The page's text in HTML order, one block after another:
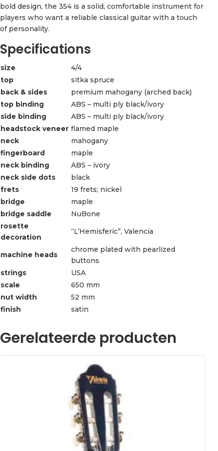
bold design, the 354 is a solid, comfortable instrument for
players who want a reliable classical guitar with a touch
of personality.
Specifications
size
4/4
top
sitka spruce
back & sides
premium mahogany (arched back)
top binding
ABS – multi ply black/ivory
side binding
ABS – multi ply black/ivory
headstock veneer flamed maple
neck
mahogany
fingerboard
maple
neck binding
ABS – ivory
neck side dots
black
frets
19 frets; nickel
bridge
maple
bridge saddle
NuBone
rosette
decoration
“L’Hemisferic”, Valencia
machine heads
chrome plated with pearlized
buttons
strings
USA
scale
650 mm
nut width
52 mm
finish
satin
Gerelateerde producten